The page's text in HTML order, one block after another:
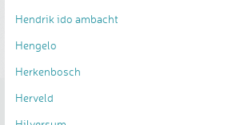
Hendrik ido ambacht
Hengelo
Herkenbosch
Herveld